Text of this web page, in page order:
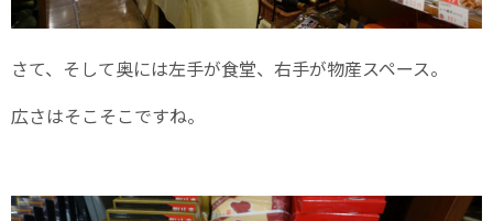
さて、そして奥には左手が食堂、右手が物産スペース。
広さはそこそこですね。